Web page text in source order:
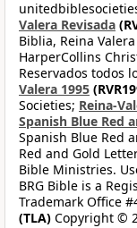
Valera Revisada
Biblia, Reina
HarperCollins
Reservados todos
Valera 1995
Societies; Reina-
Spanish Blue Red
Spanish Blue Red
Red and Gold
Bible Ministries.
BRG Bible is a
Trademark Office
(TLA) Copyright ©